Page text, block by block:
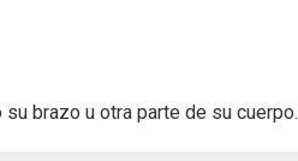
brazo u otra parte de su cuerpo.